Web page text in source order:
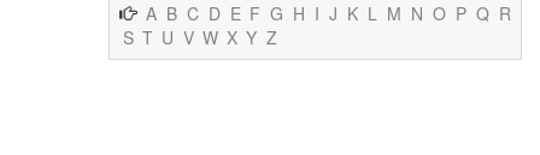
A B C D E F G H I J K L M N O P Q R
S T U V W X Y Z